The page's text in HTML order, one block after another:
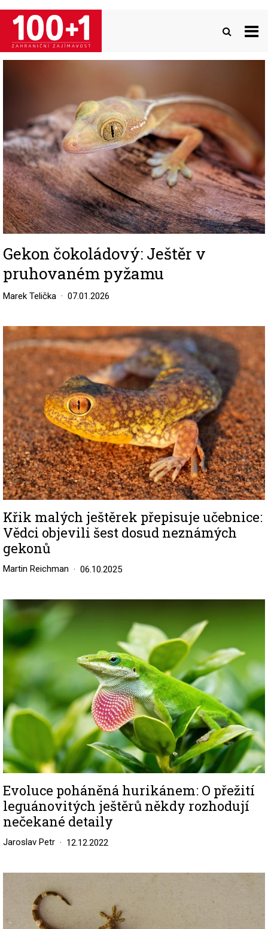
Přejít
hlavnímu
obsahu
Gekon čokoládový: Ještěr v
pruhovaném pyžamu
Marek Telička 07.01.2026
Image
Křik malých ještěrek přepisuje učebnice:
Vědci objevili šest dosud neznámých
gekonů
Martin Reichman 06.10.2025
Image
Evoluce poháněná hurikánem: O přežití
leguánovitých ještěrů někdy rozhodují
nečekané detaily
Jaroslav Petr 12.12.2022